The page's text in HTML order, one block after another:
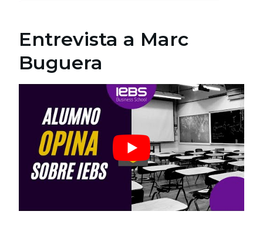
Entrevista a Marc
Buguera